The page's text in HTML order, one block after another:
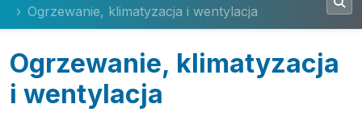
Ogrzewanie, klimatyzacja i wentylacja
Ogrzewanie, klimatyzacja
i wentylacja